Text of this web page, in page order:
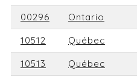
00296 Ontario
10512 Québec
10513 Québec